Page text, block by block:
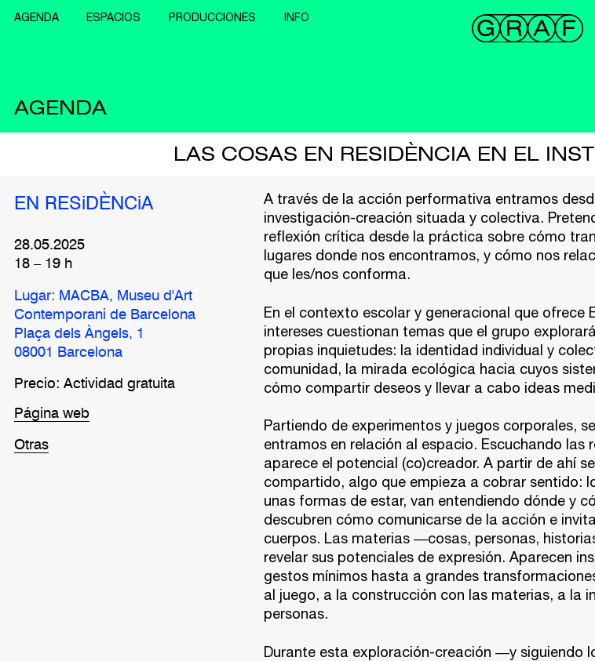
AGENDA ESPACIOS PRODUCCIONES INFO
AGENDA
LAS COSAS EN RESIDÈNCIA EN EL
EN RESiDÈNCiA
28.05.2025
18– 19h
Lugar: MACBA, Museu d'Art
Contemporani de Barcelona
Plaça dels Àngels, 1
08001 Barcelona
Precio: Actividad gratuita
Página web
Otras
A través de la acción performativa entramos
investigación-creación situada y colectiva.
reflexión crítica desde la práctica sobre cómo
lugares donde nos encontramos, y cómo nos
que les/nos conforma.
En el contexto escolar y generacional que ofrece
intereses cuestionan temas que el grupo
propias inquietudes: la identidad individual y
comunidad, la mirada ecológica hacia cuyos
cómo compartir deseos y llevar a cabo ideas
Partiendo de experimentos y juegos corporales,
entramos en relación al espacio. Escuchando las
aparece el potencial (co)creador. A partir de ahí
compartido, algo que empieza a cobrar sentido:
unas formas de estar, van entendiendo dónde y
descubren cómo comunicarse de la acción e
cuerpos. Las materias ―cosas, personas,
revelar sus potenciales de expresión. Aparecen
gestos mínimos hasta a grandes
al juego, a la construcción con las materias, a la
personas.
Durante esta exploración-creación ―y siguiendo